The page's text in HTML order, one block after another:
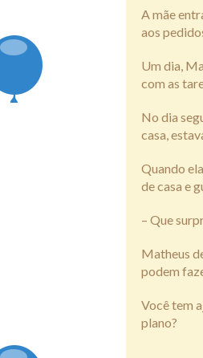
A mãe
aos
Um dia,
com as
No dia
casa,
Quando
de casa e
– Que
Matheus
podem
Você tem
plano?